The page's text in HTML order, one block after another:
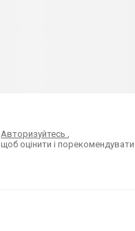
Авторизуйтесь
щоб оцінити і порекомендувати